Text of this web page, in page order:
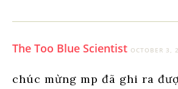
The Too Blue Scientist OCTOBER 3,
chúc mừng mp đã ghi ra